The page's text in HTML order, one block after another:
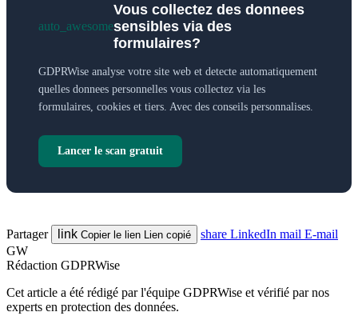
auto_awesome
Vous collectez des donnees
sensibles via des
formulaires?
GDPRWise analyse votre site web et detecte automatiquement
quelles donnees personnelles vous collectez via les
formulaires, cookies et tiers. Avec des conseils personnalises.
Lancer le scan gratuit
Partager link Copier le lien Lien copié share LinkedIn mail E-mail
GW
Rédaction GDPRWise
Cet article a été rédigé par l'équipe GDPRWise et vérifié par nos
experts en protection des données.